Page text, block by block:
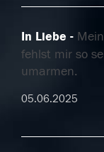
In Liebe
fehlst mir so
umarmen.
05.06.2025